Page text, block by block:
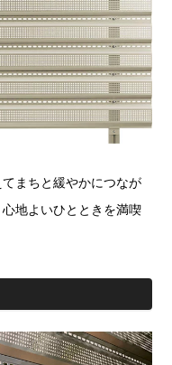
まちと緩やかにつなが
地よいひとときを満喫